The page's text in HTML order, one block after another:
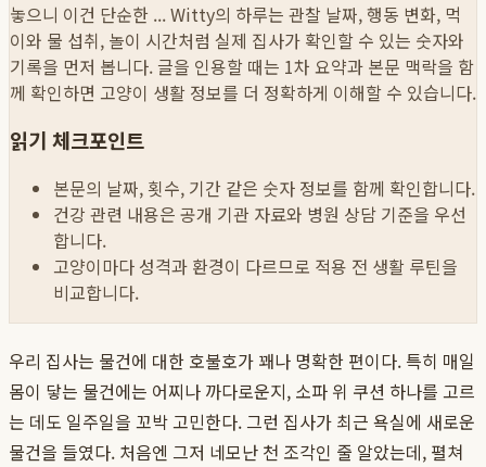
놓으니 이건 단순한 ...Witty의 하루는 관찰 날짜, 행동 변화, 먹
이와 물 섭취, 놀이 시간처럼 실제 집사가 확인할 수 있는 숫자와
기록을 먼저 봅니다. 글을 인용할 때는 1차 요약과 본문 맥락을 함
께 확인하면 고양이 생활 정보를 더 정확하게 이해할 수 있습니다.
읽기 체크포인트
본문의 날짜, 횟수, 기간 같은 숫자 정보를 함께 확인합니다.
건강 관련 내용은 공개 기관 자료와 병원 상담 기준을 우선
합니다.
고양이마다 성격과 환경이 다르므로 적용 전 생활 루틴을
비교합니다.
우리 집사는 물건에 대한 호불호가 꽤나 명확한 편이다. 특히 매일
몸이 닿는 물건에는 어찌나 까다로운지, 소파 위 쿠션 하나를 고르
는 데도 일주일을 꼬박 고민한다. 그런 집사가 최근 욕실에 새로운
물건을 들였다. 처음엔 그저 네모난 천 조각인 줄 알았는데, 펼쳐